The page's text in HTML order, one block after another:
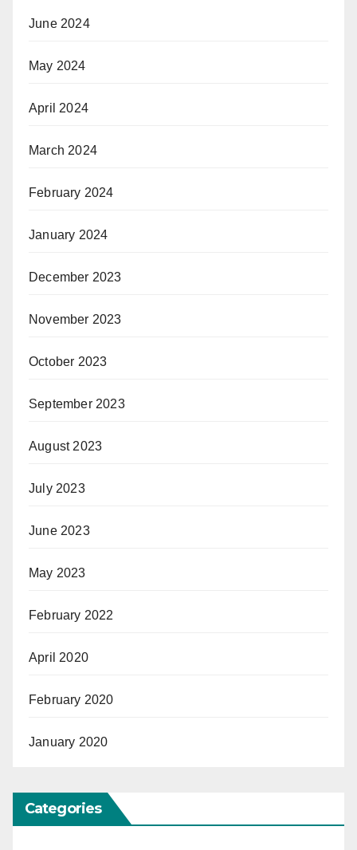
June 2024
May 2024
April 2024
March 2024
February 2024
January 2024
December 2023
November 2023
October 2023
September 2023
August 2023
July 2023
June 2023
May 2023
February 2022
April 2020
February 2020
January 2020
Categories